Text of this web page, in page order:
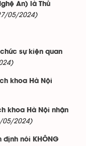
An) là Thủ
05/2024)
sự kiện quan
khoa Hà Nội
khoa Hà Nội nhận
05/2024)
định nói KHÔNG